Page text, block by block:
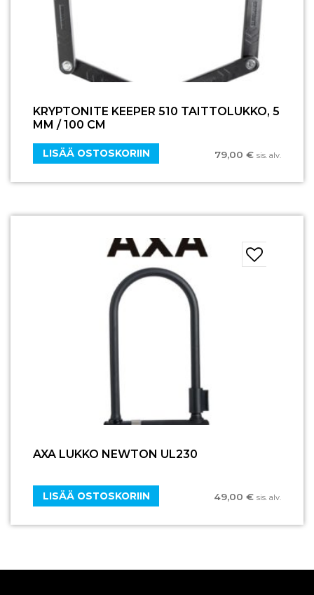
KRYPTONITE KEEPER 510 TAITTOLUKKO, 5
MM / 100 CM
79,00 € sis. alv.
LISÄÄ OSTOSKORIIN
AXA LUKKO NEWTON UL230
49,00 € sis. alv.
LISÄÄ OSTOSKORIIN